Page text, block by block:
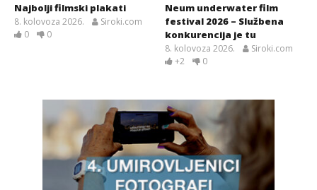
Najbolji filmski plakati
8. kolovoza 2026.
Siroki.com
0
0
Neum underwater film
festival 2026 – Službena
konkurencija je tu
8. kolovoza 2026.
Siroki.com
+2
0